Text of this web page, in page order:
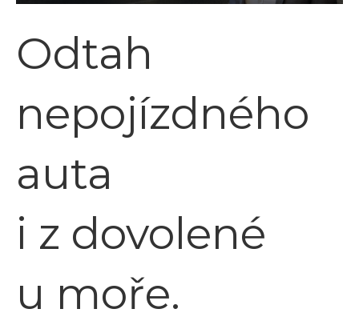
Odtah
nepojízdného
auta
i z dovolené
u moře.